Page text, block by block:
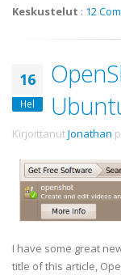
Keskustelut : 12
16
Hel
KirjoittanutJonathan
I have some great
title of this article,